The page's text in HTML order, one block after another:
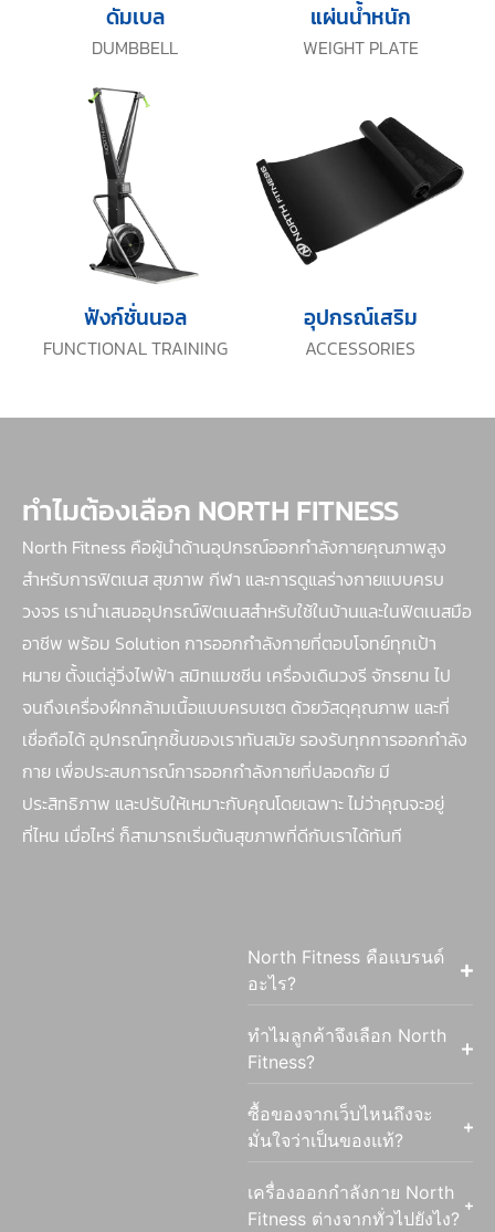
DUMBBELL
ดัมเบล
WEIGHT PLATE
แผ่นน้ำหนัก
FUNCTIONAL TRAINING
ฟังก์ชั่นนอล
ACCESSORIES
อุปกรณ์เสริม
ทำไมต้องเลือก NORTH FITNESS
North Fitness คือผู้นำด้านอุปกรณ์ออกกำลังกายคุณภาพสูง
สำหรับการฟิตเนส สุขภาพ กีฬา และการดูแลร่างกายแบบครบ
วงจร เรานำเสนออุปกรณ์ฟิตเนสสำหรับใช้ในบ้านและในฟิตเนสมือ
อาชีพ พร้อม Solution การออกกำลังกายที่ตอบโจทย์ทุกเป้า
หมาย ตั้งแต่ลู่วิ่งไฟฟ้า สมิทแมชชีน เครื่องเดินวงรี จักรยาน ไป
จนถึงเครื่องฝึกกล้ามเนื้อแบบครบเซต ด้วยวัสดุคุณภาพ และที่
เชื่อถือได้ อุปกรณ์ทุกชิ้นของเราทันสมัย รองรับทุกการออกกำลัง
กาย เพื่อประสบการณ์การออกกำลังกายที่ปลอดภัย มี
ประสิทธิภาพ และปรับให้เหมาะกับคุณโดยเฉพาะ ไม่ว่าคุณจะอยู่
ที่ไหน เมื่อไหร่ ก็สามารถเริ่มต้นสุขภาพที่ดีกับเราได้ทันที
North Fitness คือแบรนด์
อะไร?
ทำไมลูกค้าจึงเลือก North
Fitness?
ซื้อของจากเว็บไหนถึงจะ
มั่นใจว่าเป็นของแท้?
เครื่องออกกำลังกาย North
Fitness ต่างจากทั่วไปยังไง?